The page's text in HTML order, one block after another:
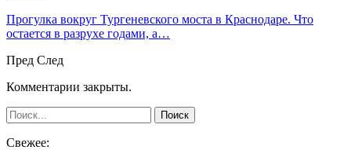
Прогулка вокруг Тургеневского моста в Краснодаре. Что
остается в разрухе годами, а…
Пред След
Комментарии закрыты.
Свежее: